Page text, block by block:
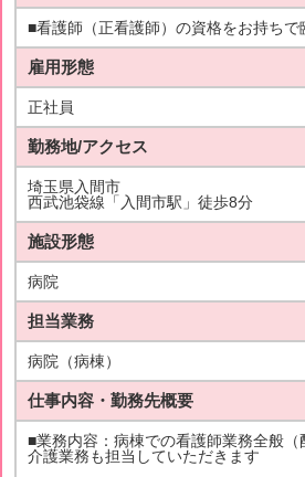
■看護師（正看護師）の資格をお持ち
雇用形態
正社員
勤務地/アクセス
埼玉県入間市
西武池袋線「入間市駅」徒歩8分
施設形態
病院
担当業務
病院（病棟）
仕事内容・勤務先概要
■業務内容：病棟での看護師業務全般
介護業務も担当していただきます